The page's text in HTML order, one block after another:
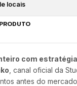
locais
com
, canal oficial da
antes do